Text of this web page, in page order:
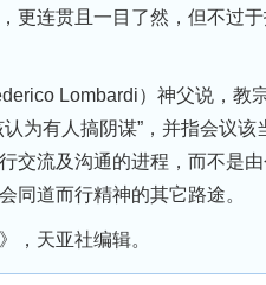
更连贯且一目了然，但不过
Lombardi）神父说，教
认为有人搞阴谋”，并指会议
交流及沟通的进程，而不是
同道而行精神的其它路途。
，天亚社编辑。